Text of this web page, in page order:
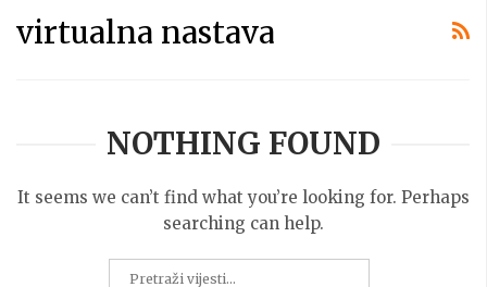
virtualna nastava
NOTHING FOUND
It seems we can’t find what you’re looking for. Perhaps
searching can help.